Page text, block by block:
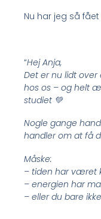
Nu har jeg så
“Hej Anja,
Det er nu lidt
hos os – og helt
studiet 💚
Nogle gange
handler om at få
Måske:
– tiden har været
– energien har
– eller du bare